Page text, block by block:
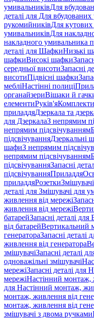
умивальниківДля
деталі для Для
рукомийниківДля
умивальниківДля
накладного умивальника
деталі для ШафкиНизькі
шафкиВисокі шафки
середньої висотиЗапасні
висотиПідвісні шафки
мебліНастінні полиці
органайзериВішаки й
елементиРуків'я
приладдяДзеркала та
для ДзеркалаЗ непрямим
непрямим підсвічуванням
підсвічуванняДзеркальні
шафиЗ непрямим
непрямим підсвічуванням
підсвічуванняЗапасні
підсвічуванняПриладдя
приладдяРозеткиЗмішувачі
деталі для Змішувачі для
живлення від мережі
живлення від мережі
батарейЗапасні деталі
від батарейВертикальний
генератораЗапасні деталі
живлення від генератора
змішувачіЗапасні деталі
одноважільні змішувачі
мережіЗапасні деталі для
мережіНастінний монтаж,
для Настінний монтаж,
монтаж, живлення від
монтаж, живлення від
змішувачі з двома ручками